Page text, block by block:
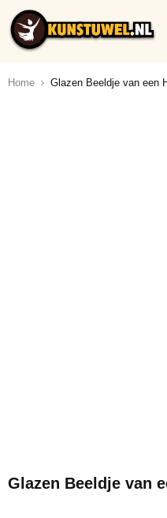
Ga naar de inhoud
Home Glazen Beeldje van een
Glazen Beeldje van